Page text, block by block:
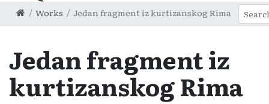
Works Jedan fragment iz kurtizanskog Rima
Jedan fragment iz
kurtizanskog Rima